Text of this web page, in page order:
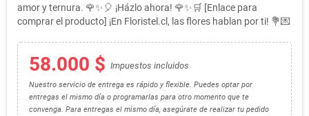
amor y ternura. 🌹✨🎈 ¡Házlo ahora! 🌹✨🛒 [Enlace para
comprar el producto] ¡En Floristel.cl, las flores hablan por ti! 💐💌
58.000 $ Impuestos incluidos
Nuestro servicio de entrega es rápido y flexible. Puedes optar por
entregas el mismo día o programarlas para otro momento que te
convenga. Para entregas el mismo día, asegúrate de realizar tu pedido